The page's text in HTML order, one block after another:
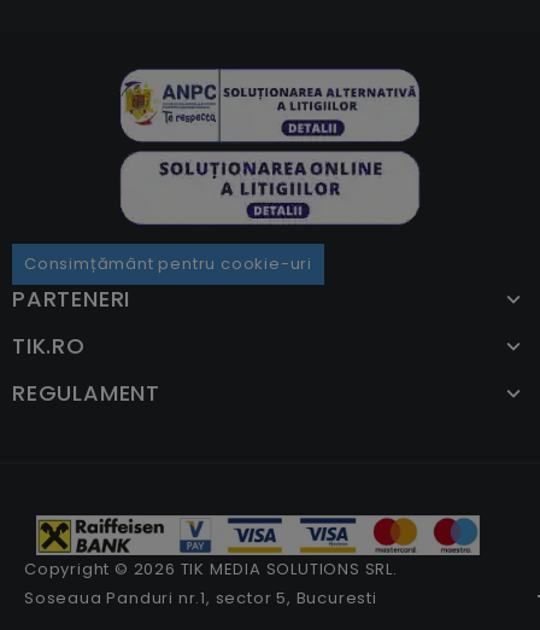
Consimțământ pentru cookie-uri
PARTENERI
TIK.RO
REGULAMENT
Copyright © 2026 TIK MEDIA SOLUTIONS SRL.
Soseaua Panduri nr.1, sector 5, Bucuresti